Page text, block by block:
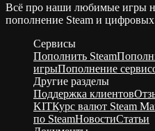
Всё про наши любимые игры
пополнение Steam и цифровых
Сервисы
Пополнить Steam
игрыПополнение
Другие разделы
Поддержка клиентов
KITКурс валют Steam
по SteamНовостиСтатьи